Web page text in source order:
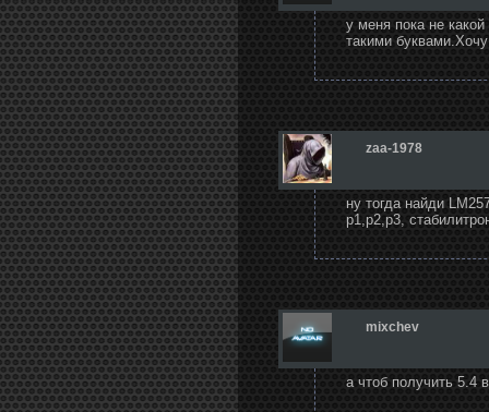
у меня пока не
такими
zaa-1978
ну тогда найди
р1,р2,р3,
mixchev
а чтоб получить 5.4